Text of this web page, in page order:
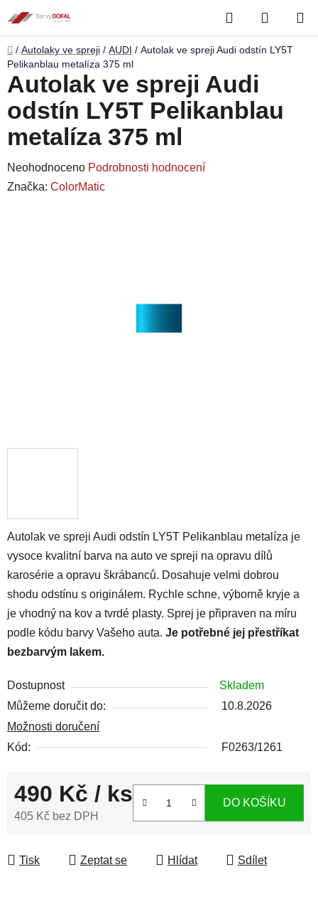
na
obsah
Hledat
KOŠÍK
Domů
/ Autolaky ve spreji / AUDI / Autolak ve spreji Audi odstín LY5T
Pelikanblau metalíza 375 ml
Autolak ve spreji Audi odstín LY5T Pelikanblau metalíza je
vysoce kvalitní barva na auto ve spreji na opravu dílů
karosérie a opravu škrábanců. Dosahuje velmi dobrou
shodu odstínu s originálem. Rychle schne, výborně kryje a
je vhodný na kov a tvrdé plasty. Sprej je připraven na míru
podle kódu barvy Vašeho auta. Je potřebné jej přestříkat
bezbarvým lakem.
Dostupnost
Skladem
Můžeme doručit do:
10.8.2026
Možnosti doručení
Kód:
F0263/1261
490 Kč / ks
405 Kč bez DPH
DO KOŠÍKU
Tisk Zeptat se Hlídat Sdílet
Autolak ve spreji Audi
odstín LY5T Pelikanblau
metalíza 375 ml
Průměrné
hodnocení
Neohodnoceno Podrobnosti hodnocení
Značka: ColorMatic